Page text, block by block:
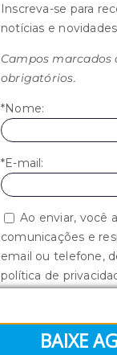
BAIXE
Inscreva-se para
notícias e
Campos marcados
obrigatórios.
*Nome:
*E-mail:
Ao enviar, você
comunicações e
email ou telefone,
política de